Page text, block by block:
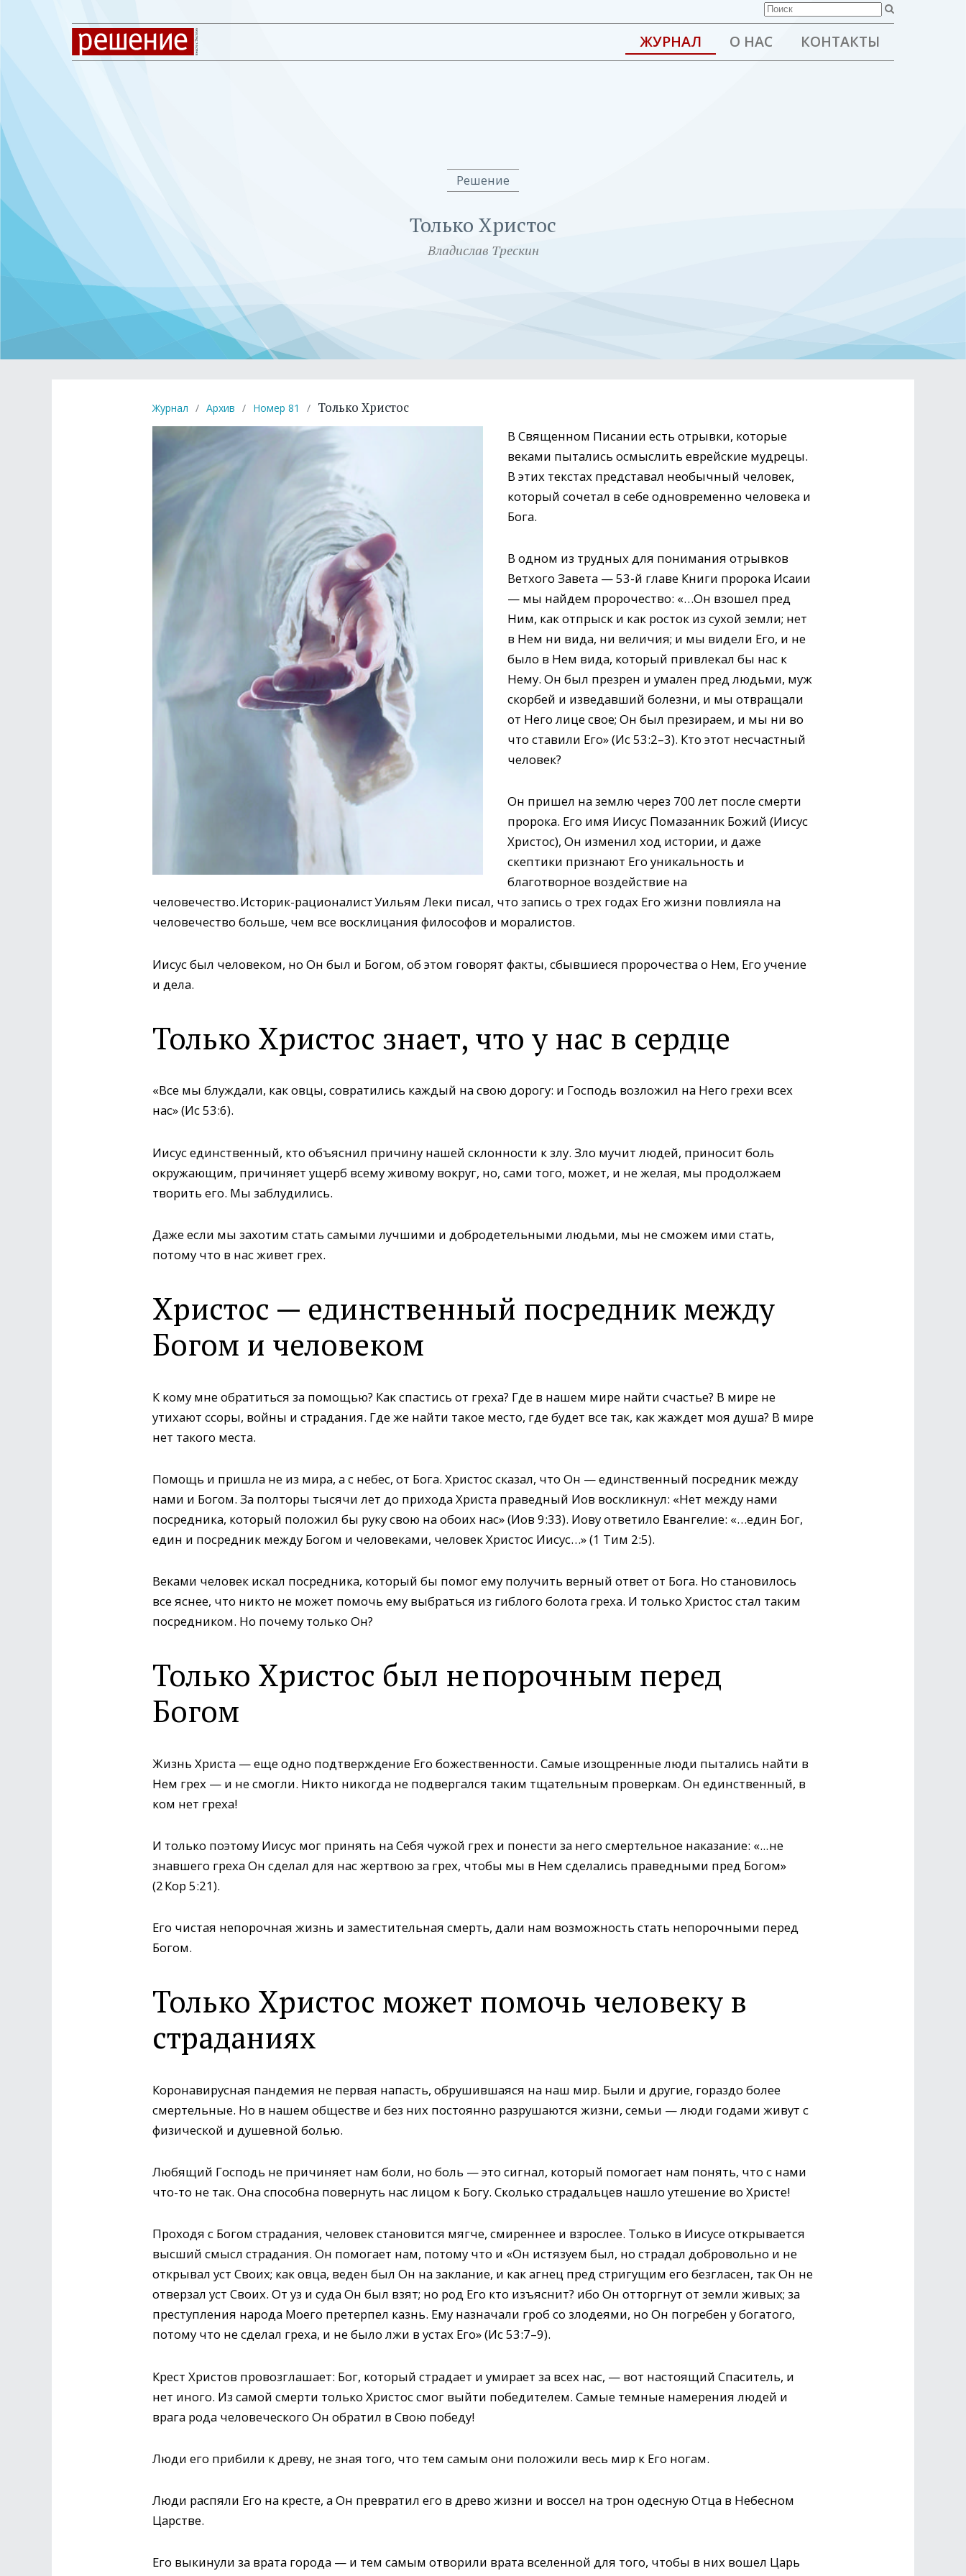
ЖУРНАЛ О НАС КОНТАКТЫ
Решение
Только Христос
Владислав Трескин
Журнал / Архив / Номер 81 / Только Христос
В Священном Писании есть отрывки, которые
веками пытались осмыслить еврейские мудрецы.
В этих текстах представал необычный человек,
который сочетал в себе одновременно человека и
Бога.
В одном из трудных для понимания отрывков
Ветхого Завета — 53-й главе Книги пророка Исаии
— мы найдем пророчество: «…Он взошел пред
Ним, как отпрыск и как росток из сухой земли; нет
в Нем ни вида, ни величия; и мы видели Его, и не
было в Нем вида, который привлекал бы нас к
Нему. Он был презрен и умален пред людьми, муж
скорбей и изведавший болезни, и мы отвращали
от Него лице свое; Он был презираем, и мы ни во
что ставили Его» (Ис 53:2–3). Кто этот несчастный
человек?
Он пришел на землю через 700 лет после смерти
пророка. Его имя Иис­ус Помазанник Божий (Иисус
Хрис­тос), Он изменил ход истории, и даже
скептики признают Его уникальность и
благотворное воздействие на
человечество. Историк-рационалист Уильям Леки писал, что запись о трех годах Его жизни повлияла на
человечество больше, чем все восклицания философов и моралистов.
Иисус был человеком, но Он был и Богом, об этом говорят факты, сбывшиеся пророчества о Нем, Его учение
и дела.
Только Христос знает, что у нас в сердце
«Все мы блуждали, как овцы, совратились каждый на свою дорогу: и Господь возложил на Него грехи всех
нас» (Ис 53:6).
Иисус единственный, кто объяснил причину нашей склонности к злу. Зло мучит людей, приносит боль
окружающим, причиняет ущерб всему живому вокруг, но, сами того, может, и не желая, мы продолжаем
творить его. Мы заблудились.
Даже если мы захотим стать самыми лучшими и добродетельными людьми, мы не сможем ими стать,
потому что в нас живет грех.
Христос — единственный посредник между
Богом и человеком
К кому мне обратиться за помощью? Как спастись от греха? Где в нашем мире найти счастье? В мире не
утихают ссоры, войны и страдания. Где же найти такое место, где будет все так, как жаждет моя душа? В мире
нет такого места.
Помощь и пришла не из мира, а с небес, от Бога. Христос сказал, что Он — единственный посредник между
нами и Богом. За полторы тысячи лет до прихода Христа праведный Иов воскликнул: «Нет между нами
посредника, который положил бы руку свою на обоих нас» (Иов 9:33). Иову ответило Евангелие: «…един Бог,
един и посредник между Богом и человеками, человек Христос Иисус…» (1 Тим 2:5).
Веками человек искал посредника, который бы помог ему получить верный ответ от Бога. Но становилось
все яснее, что никто не может помочь ему выбраться из гиблого болота греха. И только Христос стал таким
посредником. Но почему только Он?
Только Христос был не порочным перед
Богом
Жизнь Христа — еще одно подтверждение Его божественности. Самые изощренные люди пытались найти в
Нем грех — и не смогли. Никто никогда не подвергался таким тщательным проверкам. Он единственный, в
ком нет греха!
И только поэтому Иисус мог принять на Себя чужой грех и понести за него смертельное наказание: «... не
знавшего греха Он сделал для нас жертвою за грех, чтобы мы в Нем сделались праведными пред Богом»
(2 Кор 5:21).
Его чистая непорочная жизнь и заместительная смерть, дали нам возможность стать непорочными перед
Богом.
Только Христос может помочь человеку в
страданиях
Коронавирусная пандемия не первая напасть, обрушившаяся на наш мир. Были и другие, гораздо более
смертельные. Но в нашем обществе и без них постоянно разрушаются жизни, семьи — люди годами живут с
физической и душевной болью.
Любящий Господь не причиняет нам боли, но боль — это сигнал, который помогает нам понять, что с нами
что-то не так. Она способна повернуть нас лицом к Богу. Сколько страдальцев нашло утешение во Христе!
Проходя с Богом страдания, человек становится мягче, смиреннее и взрослее. Только в Иисусе открывается
высший смысл страдания. Он помогает нам, потому что и «Он истязуем был, но страдал добровольно и не
открывал уст Своих; как овца, веден был Он на заклание, и как агнец пред стригущим его безгласен, так Он не
отверзал уст Своих. От уз и суда Он был взят; но род Его кто изъяснит? ибо Он отторгнут от земли живых; за
преступления народа Моего претерпел казнь. Ему назначали гроб со злодеями, но Он погребен у богатого,
потому что не сделал греха, и не было лжи в устах Его» (Ис 53:7–9).
Крест Христов провозглашает: Бог, который страдает и умирает за всех нас, — вот настоящий Спаситель, и
нет иного. Из самой смерти только Христос смог выйти победителем. Самые темные намерения людей и
врага рода человеческого Он обратил в Свою победу!
Люди его прибили к древу, не зная того, что тем самым они положили весь мир к Его ногам.
Люди распяли Его на кресте, а Он превратил его в древо жизни и воссел на трон одесную Отца в Небесном
Царстве.
Его выкинули за врата города — и тем самым отворили врата вселенной для того, чтобы в них вошел Царь